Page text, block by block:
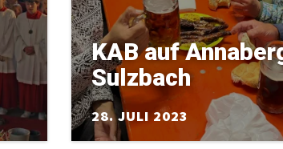
KAB auf
Sulzbach
28. JULI 2023